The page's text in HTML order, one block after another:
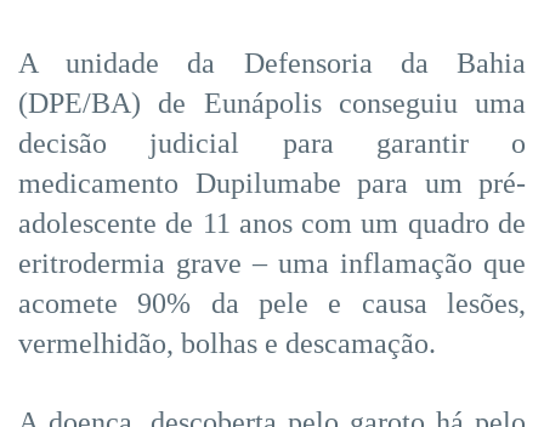
A unidade da Defensoria da Bahia
(DPE/BA) de Eunápolis conseguiu uma
decisão judicial para garantir o
medicamento Dupilumabe para um pré-
adolescente de 11 anos com um quadro de
eritrodermia grave – uma inflamação que
acomete 90% da pele e causa lesões,
vermelhidão, bolhas e descamação.